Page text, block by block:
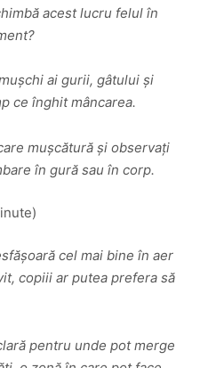
acest lucru felul în
ai gurii, gâtului și
ce înghit mâncarea.
mușcătură și observați
în gură sau în corp.
cel mai bine în aer
copiii ar putea prefera să
pentru unde pot merge